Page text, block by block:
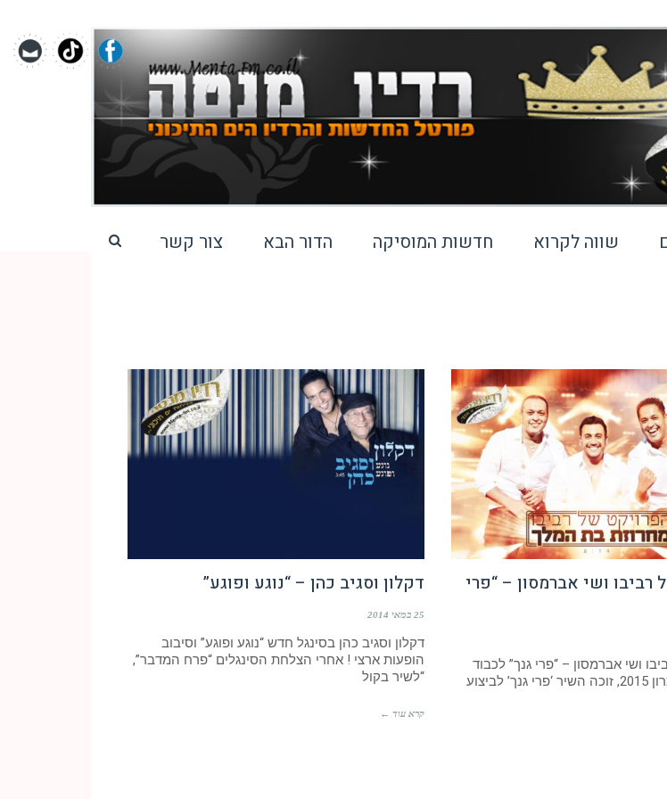
שווה לקרוא חדשות המוסיקה הדור הבא צור קשר
רביבו ושי אברמסון – “פרי
ושי אברמסון – “פרי גנך” לכבוד
דקלון וסגיב כהן – “נוגע ופוגע”
25 במאי 2014
דקלון וסגיב כהן בסינגל חדש “נוגע ופוגע” וסיבוב
הופעות ארצי ! אחרי הצלחת הסינגלים “פרח המדבר”,
“לשיר בקול
קרא עוד ←